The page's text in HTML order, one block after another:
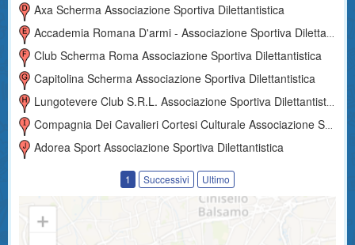
Axa Scherma Associazione Sportiva Dilettantistica
Accademia Romana D'armi - Associazione Sportiva Dilettantistica
Club Scherma Roma Associazione Sportiva Dilettantistica
Capitolina Scherma Associazione Sportiva Dilettantistica
Lungotevere Club S.r.l. Associazione Sportiva Dilettantistica
Compagnia Dei Cavalieri Cortesi Culturale Associazione Sportiva Dilettantistica
Adorea Sport Associazione Sportiva Dilettantistica
1 Successivi Ultimo